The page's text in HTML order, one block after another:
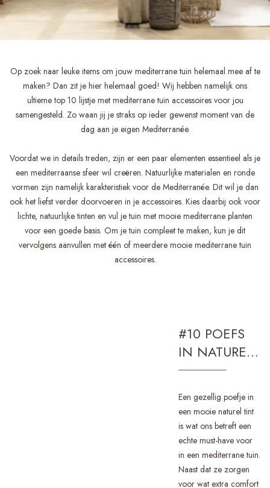
Op zoek naar leuke items om jouw mediterrane tuin helemaal mee af te
maken? Dan zit je hier helemaal goed! Wij hebben namelijk ons
ultieme top 10 lijstje met mediterrane tuin accessoires voor jou
samengesteld. Zo waan jij je straks op ieder gewenst moment van de
dag aan je eigen Mediterranée.
Voordat we in details treden, zijn er een paar elementen essentieel als je
een mediterraanse sfeer wil creëren. Natuurlijke materialen en ronde
vormen zijn namelijk karakteristiek voor de Mediterranée. Dit wil je dan
ook het liefst verder doorvoeren in je accessoires. Kies daarbij ook voor
lichte, natuurlijke tinten en vul je tuin met mooie mediterrane planten
voor een goede basis. Om je tuin compleet te maken, kun je dit
vervolgens aanvullen met één of meerdere mooie mediterrane tuin
accessoires.
#10 POEFS
IN NATUREL
TINTEN
Een gezellig poefje in
een mooie naturel tint
is wat ons betreft een
echte must-have voor
in een mediterrane tuin.
Naast dat ze zorgen
voor wat extra comfort